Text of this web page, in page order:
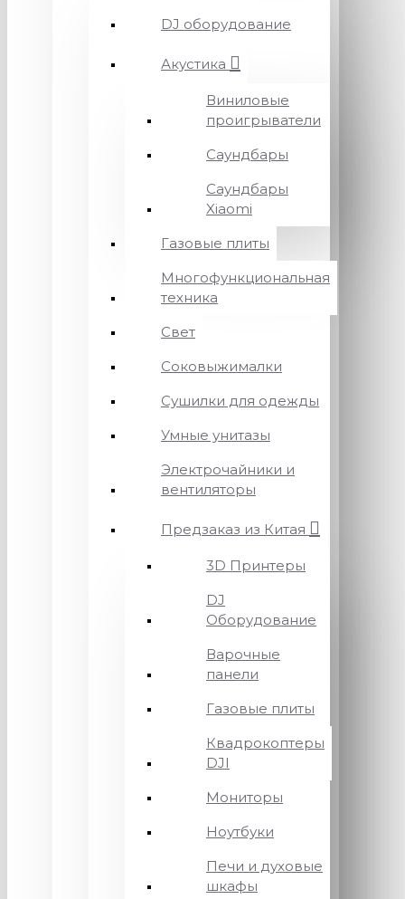
DJ оборудование
Акустика
Виниловые
проигрыватели
Саундбары
Саундбары
Xiaomi
Газовые плиты
Многофункциональная
техника
Свет
Соковыжималки
Сушилки для одежды
Умные унитазы
Электрочайники и
вентиляторы
Предзаказ из Китая
3D Принтеры
DJ
Оборудование
Варочные
панели
Газовые плиты
Квадрокоптеры
DJI
Мониторы
Ноутбуки
Печи и духовые
шкафы